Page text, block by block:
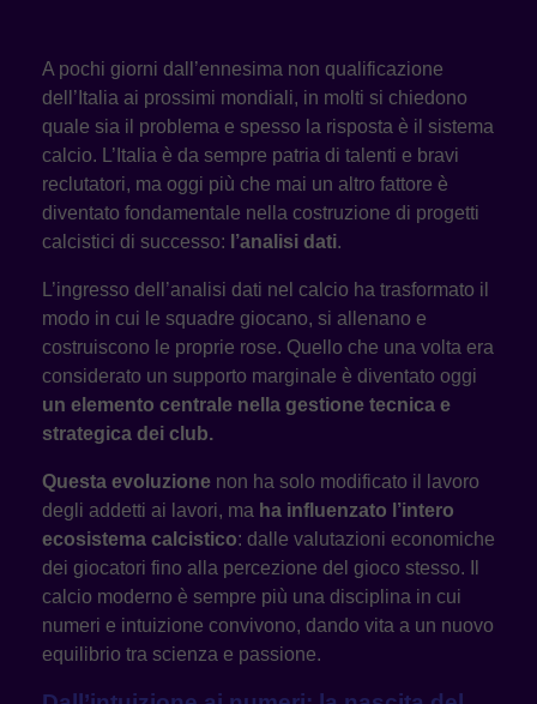
A pochi giorni dall’ennesima non qualificazione
dell’Italia ai prossimi mondiali, in molti si chiedono
quale sia il problema e spesso la risposta è il sistema
calcio. L’Italia è da sempre patria di talenti e bravi
reclutatori, ma oggi più che mai un altro fattore è
diventato fondamentale nella costruzione di progetti
calcistici di successo: l’analisi dati.
L’ingresso dell’analisi dati nel calcio ha trasformato il
modo in cui le squadre giocano, si allenano e
costruiscono le proprie rose. Quello che una volta era
considerato un supporto marginale è diventato oggi
un elemento centrale nella gestione tecnica e
strategica dei club.
Questa evoluzionenon ha solo modificato il lavoro
degli addetti ai lavori, ma ha influenzato l’intero
ecosistema calcistico: dalle valutazioni economiche
dei giocatori fino alla percezione del gioco stesso. Il
calcio moderno è sempre più una disciplina in cui
numeri e intuizione convivono, dando vita a un nuovo
equilibrio tra scienza e passione.